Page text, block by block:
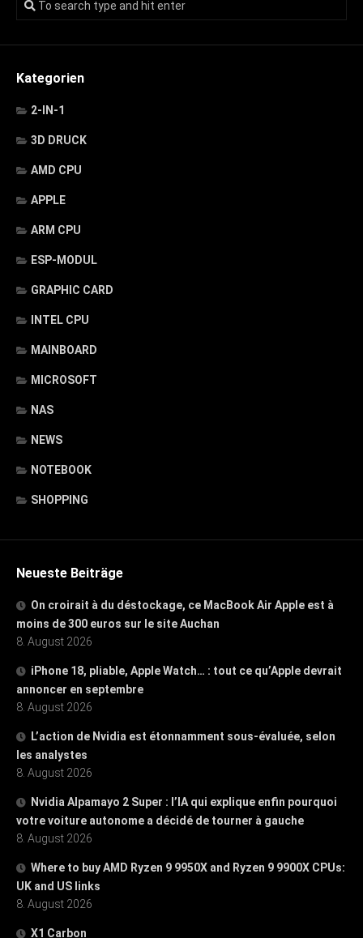
Kategorien
2-IN-1
3D DRUCK
AMD CPU
APPLE
ARM CPU
ESP-MODUL
GRAPHIC CARD
INTEL CPU
MAINBOARD
MICROSOFT
NAS
NEWS
NOTEBOOK
SHOPPING
Neueste Beiträge
On croirait à du déstockage, ce MacBook Air Apple est à
moins de 300 euros sur le site Auchan
8. August 2026
iPhone 18, pliable, Apple Watch… : tout ce qu’Apple devrait
annoncer en septembre
8. August 2026
L’action de Nvidia est étonnamment sous-évaluée, selon
les analystes
8. August 2026
Nvidia Alpamayo 2 Super : l’IA qui explique enfin pourquoi
votre voiture autonome a décidé de tourner à gauche
8. August 2026
Where to buy AMD Ryzen 9 9950X and Ryzen 9 9900X CPUs:
UK and US links
8. August 2026
X1 Carbon